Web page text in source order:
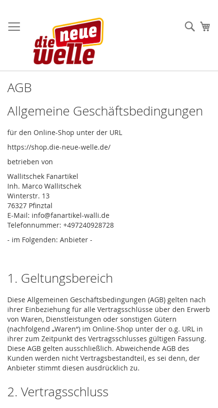
zum
Inhalt
AGB
Allgemeine Geschäftsbedingungen
für den Online-Shop unter der URL
https://shop.die-neue-welle.de/
betrieben von
Wallitschek Fanartikel
Inh. Marco Wallitschek
Winterstr. 13
76327 Pfinztal
E-Mail: info@fanartikel-walli.de
Telefonnummer: +497240928728
- im Folgenden: Anbieter -
1. Geltungsbereich
Diese Allgemeinen Geschäftsbedingungen (AGB) gelten nach
ihrer Einbeziehung für alle Vertragsschlüsse über den Erwerb
von Waren, Dienstleistungen oder sonstigen Gütern
(nachfolgend „Waren“) im Online-Shop unter der o.g. URL in
ihrer zum Zeitpunkt des Vertragsschlusses gültigen Fassung.
Diese AGB gelten ausschließlich. Abweichende AGB des
Kunden werden nicht Vertragsbestandteil, es sei denn, der
Anbieter stimmt diesen ausdrücklich zu.
2. Vertragsschluss